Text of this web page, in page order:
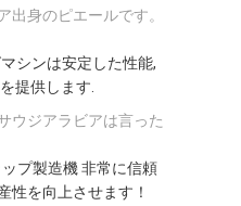
身のピエールです。
シンは安定した性能,
提供します.
ウジアラビアは言った
プ製造機 非常に信頼
性を向上させます！